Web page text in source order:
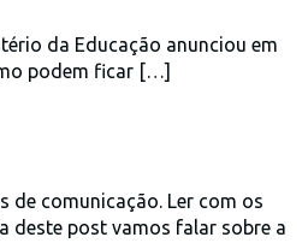
da Educação anunciou em
podem ficar […]
de comunicação. Ler com os
deste post vamos falar sobre a